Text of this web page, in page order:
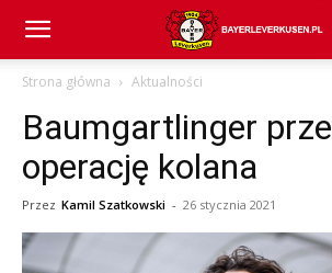
Bayer
Strona główna Aktualności
Baumgartlinger
operację kolana
Przez Kamil Szatkowski - 26 stycznia 2021